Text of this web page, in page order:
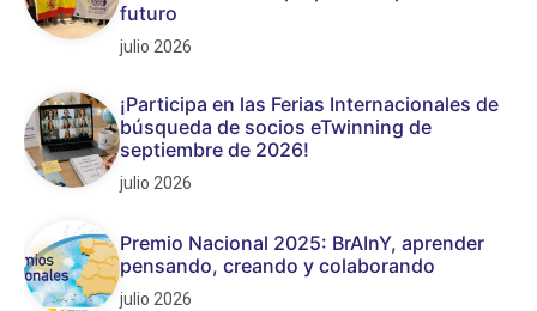
futuro
julio 2026
¡Participa en las Ferias Internacionales de
búsqueda de socios eTwinning de
septiembre de 2026!
julio 2026
Premio Nacional 2025: BrAInY, aprender
pensando, creando y colaborando
julio 2026